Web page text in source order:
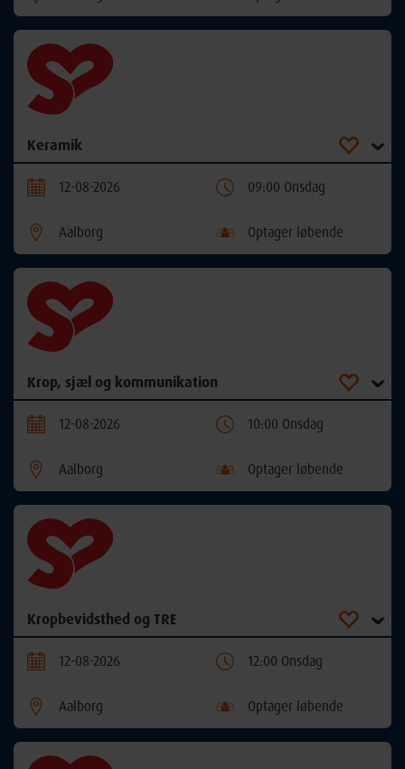
Keramik
12-08-2026 09:00 Onsdag
Aalborg Optager løbende
Krop, sjæl og kommunikation
12-08-2026 10:00 Onsdag
Aalborg Optager løbende
Kropbevidsthed og TRE
12-08-2026 12:00 Onsdag
Aalborg Optager løbende